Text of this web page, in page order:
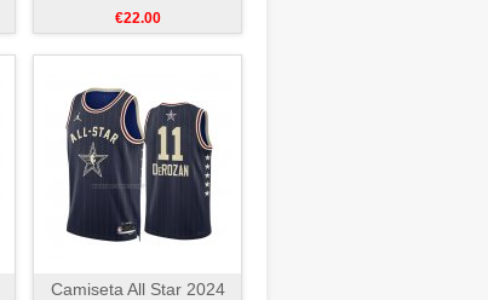
€22.00
Camiseta All Star 2024